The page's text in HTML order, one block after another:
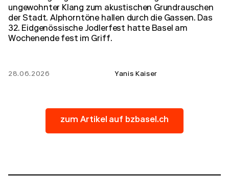
ungewohnter Klang zum akustischen Grundrauschen
der Stadt. Alphorntöne hallen durch die Gassen. Das
32. Eidgenössische Jodlerfest hatte Basel am
Wochenende fest im Griff.
28.06.2026 Yanis Kaiser
zum Artikel auf bzbasel.ch